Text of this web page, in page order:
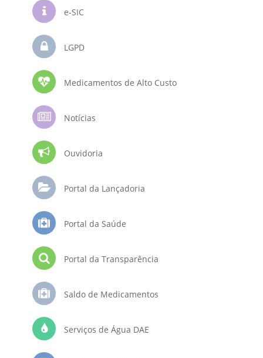
e-SIC
LGPD
Medicamentos de Alto Custo
Notícias
Ouvidoria
Portal da Lançadoria
Portal da Saúde
Portal da Transparência
Saldo de Medicamentos
Serviços de Água DAE